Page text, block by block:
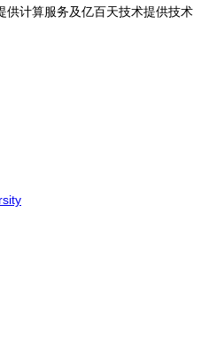
供计算服务及亿百天技术提供技术